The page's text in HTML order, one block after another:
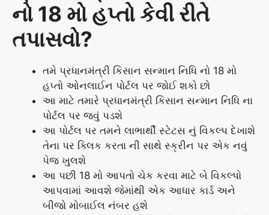
નો 18 મો હપ્તો કેવી રીતે
તપાસવો?
તમે પ્રધાનમંત્રી કિસાન સન્માન નિધિ નો 18 મો
હપ્તો ઓનલાઈન પોર્ટલ પર જોઈ શકો છો
આ માટે તમારે પ્રધાનમંત્રી કિસાન સન્માન નિધિ ના
પોર્ટલ પર જવું પડશે
આ પોર્ટલ પર તમને લાભાર્થી સ્ટેટસ નું વિકલ્પ દેખાશે
તેના પર ક્લિક કરતા ની સાથે સ્ક્રીન પર એક નવું
પેજ ખુલશે
આ પછી 18 મો આપતો ચેક કરવા માટે બે વિકલ્પો
આપવામાં આવશે જેમાંથી એક આધાર કાર્ડ અને
બીજો મોબાઈલ નંબર હશે